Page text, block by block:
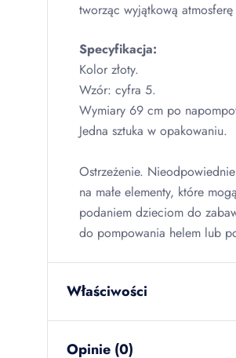
tworząc wyjątkową
Specyfikacja:
Kolor złoty.
Wzór: cyfra 5.
Wymiary 69 cm po
Jedna sztuka w opakowaniu.
Ostrzeżenie.
na małe elementy, które
podaniem dzieciom do
do pompowania helem lub
Właściwości
Opinie (0)